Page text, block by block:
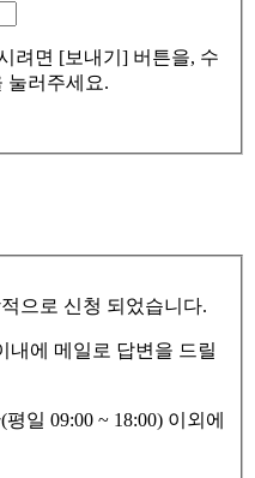
려면 [보내기] 버튼을, 수
눌러주세요.
으로 신청 되었습니다.
내에 메일로 답변을 드릴
일 09:00 ~ 18:00) 이외에